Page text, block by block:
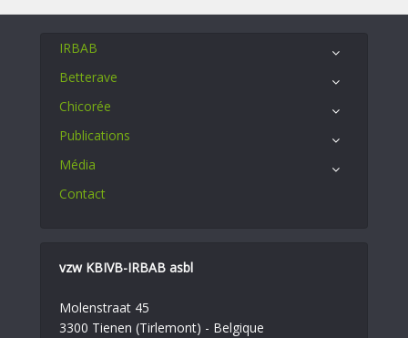
IRBAB
Betterave
Chicorée
Publications
Média
Contact
vzw KBIVB-IRBAB asbl
Molenstraat 45
3300 Tienen (Tirlemont) - Belgique